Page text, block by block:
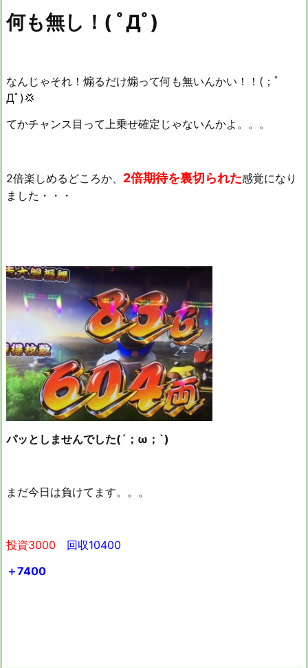
何も無し！( ﾟДﾟ)
なんじゃそれ！煽るだけ煽って何も無いんかい！！(；ﾟ
Дﾟ)💢
てかチャンス目って上乗せ確定じゃないんかよ。。。
2倍楽しめるどころか、 2倍期待を裏切られた感覚になり
ました・・・
パッとしませんでした(´；ω；`)
まだ今日は負けてます。。。
投資3000 回収10400
＋7400